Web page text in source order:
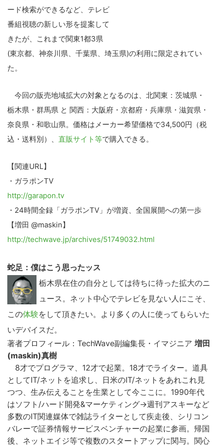
ード検索ができるなど、テレビ
番組視聴の新しい形を提案して
きたが、これまで関東1都3県
(東京都、神奈川県、千葉県、埼玉県)の利用に限定されてい
た。
今回の販売地域拡大の対象となるのは、北関東：茨城県・
栃木県・群馬県 と 関西：大阪府・京都府・兵庫県・滋賀県・
奈良県・和歌山県。価格はメーカー希望価格で34,500円（税
込・送料別）、 直販サイト等で購入できる。
【関連URL】
・ガラポンTV
http://garapon.tv
・24時間全録「ガラポンTV」が増資、全国展開への第一歩
【増田 @maskin】
http://techwave.jp/archives/51749032.html
蛇足：僕はこう思ったッス
栃木県在住の自分としては待ちに待った拡大のニ
ュース。ネット中心でテレビを見ない人にこそ、
この体験をして頂きたい。より多くの人に使ってもらいた
いデバイスだ。
著者プロフィール：TechWave副編集長・イマジニア 増田
(maskin)真樹
8才でプログラマ、12才で起業。18才でライター。道具
としてIT/ネットを追求し、日米のIT/ネットをあれこれ見
つつ、生み伝えることを生業として今ここに。1990年代
はソフト/ハード開発&マーケティング→週刊アスキーなど
多数のIT関連媒体で雑誌ライターとして疾走後、シリコン
バレーで証券情報サービスベンチャーの起業に参画。帰国
後、ネットエイジ等で複数のスタートアップに関与。関心